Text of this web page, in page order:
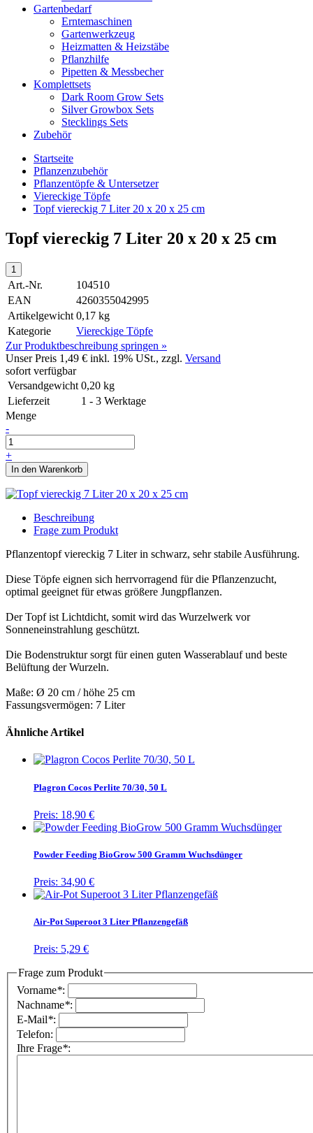
Gartenbedarf
Erntemaschinen
Gartenwerkzeug
Heizmatten & Heizstäbe
Pflanzhilfe
Pipetten & Messbecher
Komplettsets
Dark Room Grow Sets
Silver Growbox Sets
Stecklings Sets
Zubehör
Startseite
Pflanzenzubehör
Pflanzentöpfe & Untersetzer
Viereckige Töpfe
Topf viereckig 7 Liter 20 x 20 x 25 cm
Topf viereckig 7 Liter 20 x 20 x 25 cm
Art.-Nr.
104510
EAN
4260355042995
Artikelgewicht 0,17 kg
Kategorie
Viereckige Töpfe
Zur Produktbeschreibung springen »
Unser Preis 1,49 € inkl. 19% USt., zzgl. Versand
sofort verfügbar
Versandgewicht 0,20 kg
Lieferzeit
1 - 3 Werktage
Menge
-
+
In den Warenkorb
Beschreibung
Frage zum Produkt
Pflanzentopf viereckig 7 Liter in schwarz, sehr stabile Ausführung.
Diese Töpfe eignen sich herrvorragend für die Pflanzenzucht,
optimal geeignet für etwas größere Jungpflanzen.
Der Topf ist Lichtdicht, somit wird das Wurzelwerk vor
Sonneneinstrahlung geschützt.
Die Bodenstruktur sorgt für einen guten Wasserablauf und beste
Belüftung der Wurzeln.
Maße: Ø 20 cm / höhe 25 cm
Fassungsvermögen: 7 Liter
Ähnliche Artikel
Plagron Cocos Perlite 70/30, 50 L
Preis: 18,90 €
Powder Feeding BioGrow 500 Gramm Wuchsdünger
Preis: 34,90 €
Air-Pot Superoot 3 Liter Pflanzengefäß
Preis: 5,29 €
Frage zum Produkt
Vorname*:
Nachname*:
E-Mail*:
Telefon:
Ihre Frage*: